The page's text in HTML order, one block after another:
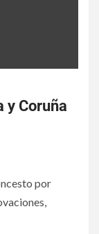
y Coruña
por